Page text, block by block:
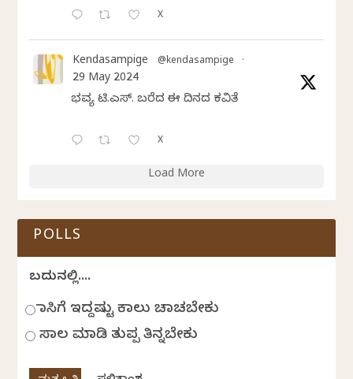
X
Kendasampige @kendasampige ·
29 May 2024
ಭವ್ಯ ಟಿ.ಎಸ್. ಬರೆದ ಈ ದಿನದ ಕವಿತೆ
X
Load More
POLLS
ಬದುಕಿನಲ್ಲಿ....
ಹಾಸಿಗೆ ಇದ್ದಷ್ಟು ಕಾಲು ಚಾಚಬೇಕು
ಸಾಲ ಮಾಡಿ ತುಪ್ಪ ತಿನ್ನಬೇಕು